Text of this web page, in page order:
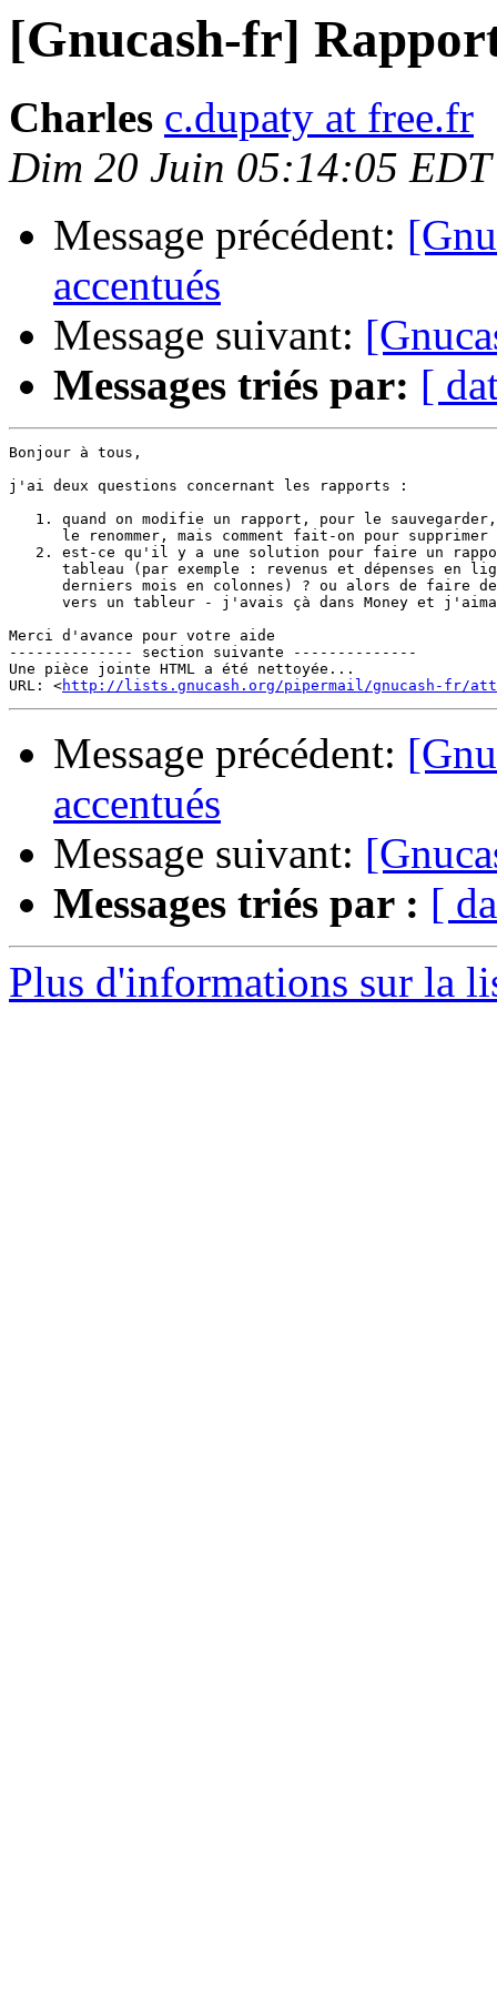
[Gnucash-fr]
Charles c.dupaty at free.fr
Dim 20 Juin 05:14:05
Message précédent:
accentués
Message suivant:
Messages triés par: [
Bonjour à tous,
j'ai deux questions concernant les rapports :
1. quand on modifie un rapport, pour le
le renommer, mais comment fait-on pour supprimer
2. est-ce qu'il y a une solution pour faire un
tableau (par exemple : revenus et dépenses en
derniers mois en colonnes) ? ou alors de faire
vers un tableur - j'avais çà dans Money et
Merci d'avance pour votre aide
-------------- section suivante --------------
Une pièce jointe HTML a été nettoyée...
URL: <http://lists.gnucash.org/pipermail/gnucash-fr/
Message précédent:
accentués
Message suivant:
Messages triés par : [
Plus d'informations sur la